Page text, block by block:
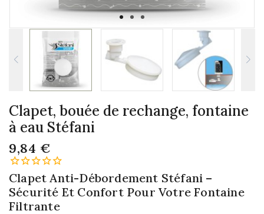
Clapet, bouée de rechange, fontaine
à eau Stéfani
9,84 €
Clapet Anti-Débordement Stéfani –
Sécurité Et Confort Pour Votre Fontaine
Filtrante